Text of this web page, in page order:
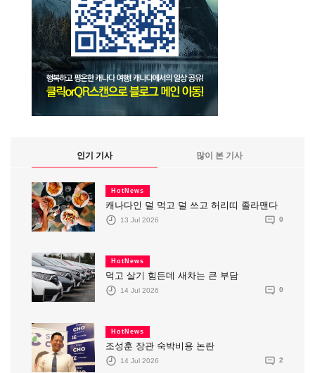
인기 기사 많이 본 기사
HotNews
캐나다인 덜 먹고 덜 쓰고 허리띠 졸라맨다
13 Jul 2026 0
HotNews
먹고 살기 힘든데 새차는 큰 부담
14 Jul 2026 0
HotNews
조성훈 장관 숙박비용 논란
14 Jul 2026 2